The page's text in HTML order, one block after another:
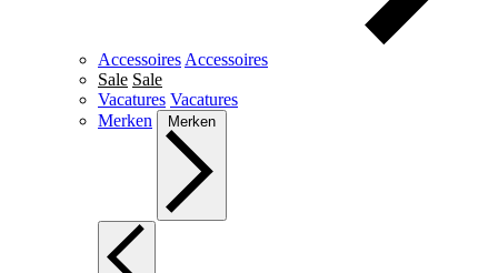
Accessoires Accessoires
Sale Sale
Vacatures Vacatures
Merken
Merken